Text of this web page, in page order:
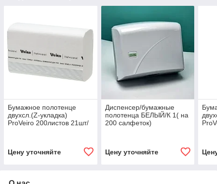
Бумажное полотенце
двухсл.(Z-укладка)
ProVeiro 200листов 21шт/
Цену уточняйте
Диспенсер/бумажные
полотенца БЕЛЫЙ/К 1( на
200 салфеток)
Цену уточняйте